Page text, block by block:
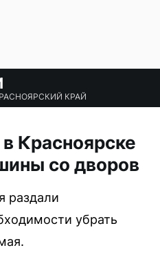
КРАЙ
Красноярске
со дворов
раздали
убрать